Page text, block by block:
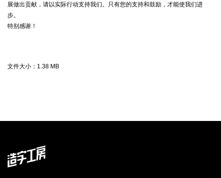
展做出贡献，请以实际行动支持我们。只有您的支持和鼓励，才能使我们进
步。
特别感谢！
文件大小： 1.38 MB